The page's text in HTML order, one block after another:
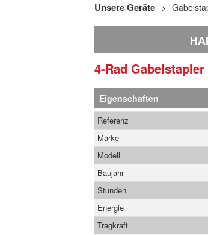
Unsere Geräte
4-Rad Gabelstapler
Eigenschaften
Referenz
Marke
Modell
Baujahr
Stunden
Energie
Tragkraft